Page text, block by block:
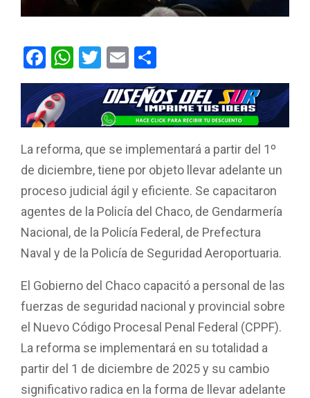
F
a
ce
b
o
o
k
W
h
at
s
A
p
p
T
wi
tt
er
E
m
ail
o
m
p
ar
tir
La reforma, que se implementará a partir del 1º
de diciembre, tiene por objeto llevar adelante un
proceso judicial ágil y eficiente. Se capacitaron
agentes de la Policía del Chaco, de Gendarmería
Nacional, de la Policía Federal, de Prefectura
Naval y de la Policía de Seguridad Aeroportuaria.
El Gobierno del Chaco capacitó a personal de las
fuerzas de seguridad nacional y provincial sobre
el Nuevo Código Procesal Penal Federal (CPPF).
La reforma se implementará en su totalidad a
partir del 1 de diciembre de 2025 y su cambio
significativo radica en la forma de llevar adelante